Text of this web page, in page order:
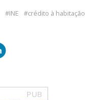
INE crédito à habitação
PUB